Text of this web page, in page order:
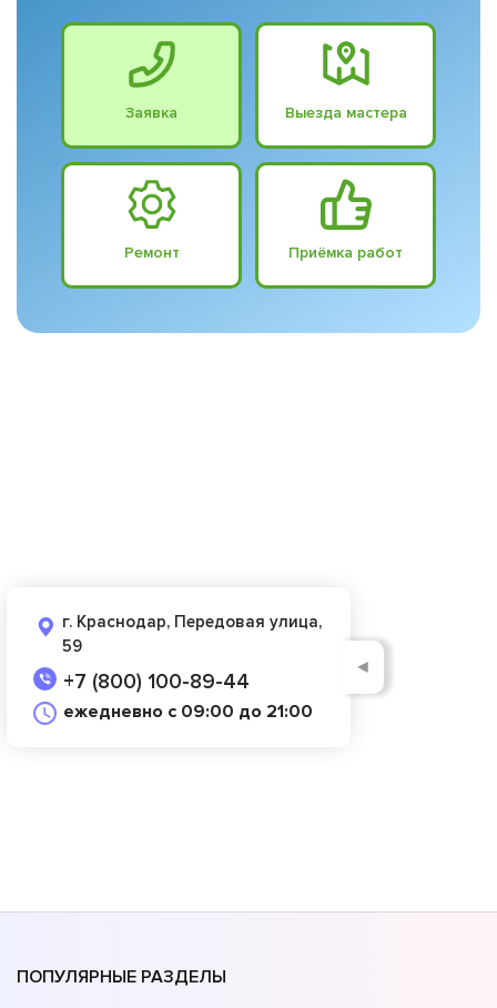
Заявка Выезда мастера
Ремонт Приёмка работ
г. Краснодар, Передовая улица,
59
+7 (800) 100-89-44
ежедневно с 09:00 до 21:00
◄
ПОПУЛЯРНЫЕ РАЗДЕЛЫ